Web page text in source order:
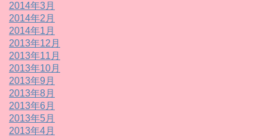
2014年3月
2014年2月
2014年1月
2013年12月
2013年11月
2013年10月
2013年9月
2013年8月
2013年6月
2013年5月
2013年4月